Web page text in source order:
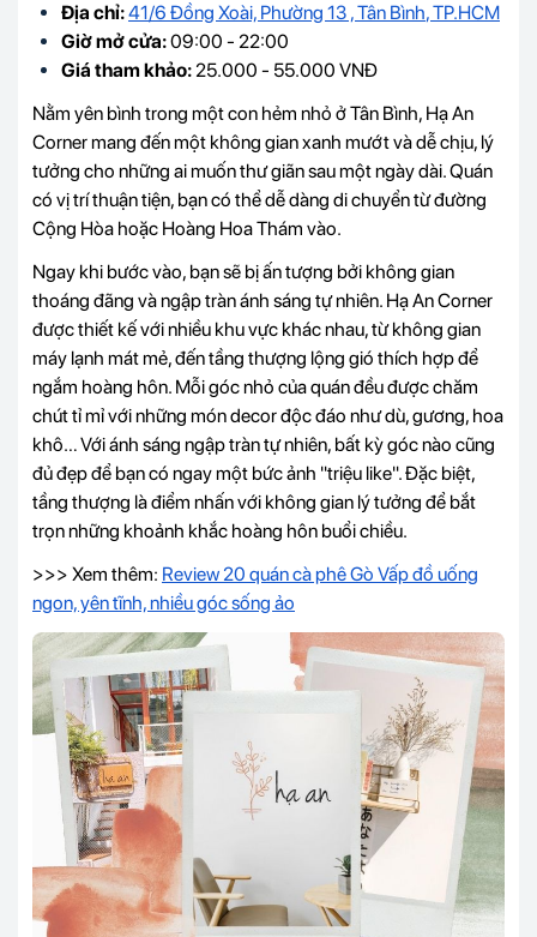
Địa chỉ:41/6 Đồng Xoài, Phường 13 , Tân Bình, TP.HCM
Giờ mở cửa:09:00 - 22:00
Giá tham khảo: 25.000 - 55.000 VNĐ
Nằm yên bình trong một con hẻm nhỏ ở Tân Bình, Hạ An
Corner mang đến một không gian xanh mướt và dễ chịu, lý
tưởng cho những ai muốn thư giãn sau một ngày dài. Quán
có vị trí thuận tiện, bạn có thể dễ dàng di chuyển từ đường
Cộng Hòa hoặc Hoàng Hoa Thám vào.
Ngay khi bước vào, bạn sẽ bị ấn tượng bởi không gian
thoáng đãng và ngập tràn ánh sáng tự nhiên. Hạ An Corner
được thiết kế với nhiều khu vực khác nhau, từ không gian
máy lạnh mát mẻ, đến tầng thượng lộng gió thích hợp để
ngắm hoàng hôn. Mỗi góc nhỏ của quán đều được chăm
chút tỉ mỉ với những món decor độc đáo như dù, gương, hoa
khô… Với ánh sáng ngập tràn tự nhiên, bất kỳ góc nào cũng
đủ đẹp để bạn có ngay một bức ảnh "triệu like". Đặc biệt,
tầng thượng là điểm nhấn với không gian lý tưởng để bắt
trọn những khoảnh khắc hoàng hôn buổi chiều.
>>> Xem thêm: Review 20 quán cà phê Gò Vấp đồ uống
ngon, yên tĩnh, nhiều góc sống ảo